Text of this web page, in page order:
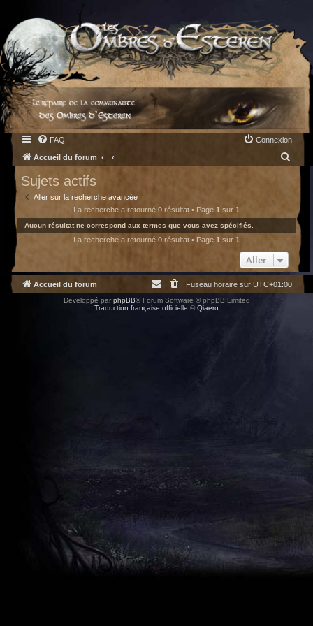
FAQ Connexion
Accueil du forum
h
Sujets actifs
Aller sur la recherche avancée
La recherche a retourné 0 résultat • Page 1 sur 1
Aucun résultat ne correspond aux termes que vous avez spécifiés.
La recherche a retourné 0 résultat • Page 1 sur 1
Aller
Accueil du forum Fuseau horaire sur UTC+01:00
Développé par phpBB® Forum Software © phpBB Limited
Traduction française officielle ©Qiaeru